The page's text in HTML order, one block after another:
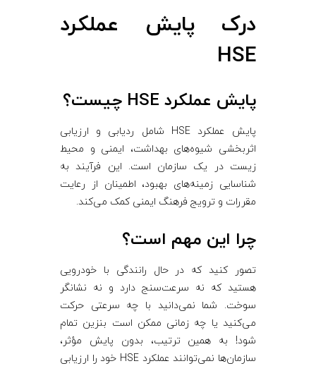
درک پایش عملکرد
HSE
پایش عملکرد HSE چیست؟
پایش عملکرد HSE شامل ردیابی و ارزیابی
اثربخشی شیوه‌های بهداشت، ایمنی و محیط
زیست در یک سازمان است. این فرآیند به
شناسایی زمینه‌های بهبود، اطمینان از رعایت
مقررات و ترویج فرهنگ ایمنی کمک می‌کند.
چرا این مهم است؟
تصور کنید که در حال رانندگی با خودرویی
هستید که نه سرعت‌سنج دارد و نه نشانگر
سوخت. شما نمی‌دانید با چه سرعتی حرکت
می‌کنید یا چه زمانی ممکن است بنزین تمام
شود! به همین ترتیب، بدون پایش مؤثر،
سازمان‌ها نمی‌توانند عملکرد HSE خود را ارزیابی